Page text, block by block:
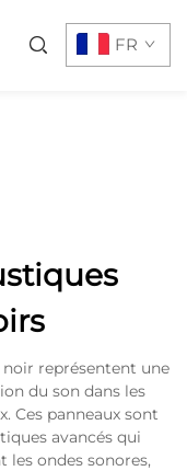
FR
noir représentent une
du son dans les
Ces panneaux sont
avancés qui
ondes sonores,